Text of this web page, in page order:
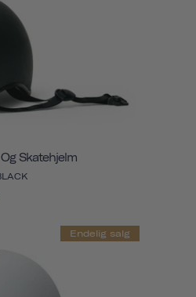
Skatehjelm
Endelig salg